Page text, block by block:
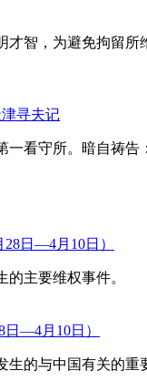
才智，为避免拘留
寻夫记
看守所。暗自祷告
日—4月10日）
主要维权事件。
日—4月10日）
的与中国有关的重